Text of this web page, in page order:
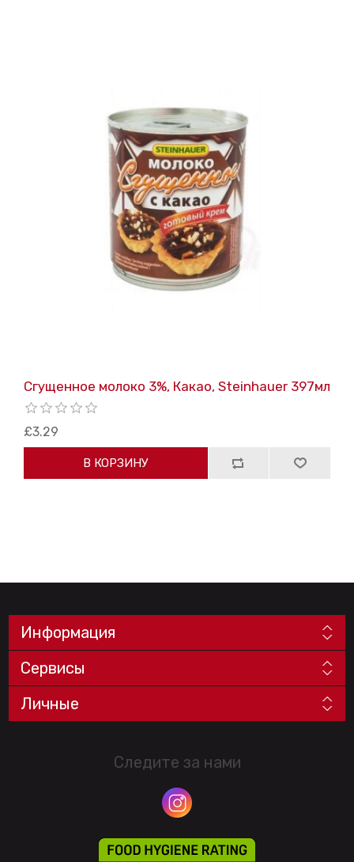
Сгущенное молоко 3%, Какао, Steinhauer 397мл
£3.29
В КОРЗИНУ
Информация
Сервисы
Личные
Следите за нами